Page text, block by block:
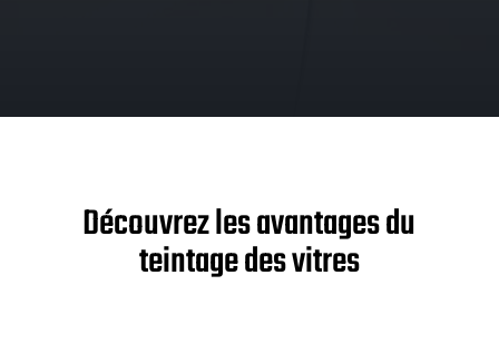
Découvrez les avantages du
teintage des vitres